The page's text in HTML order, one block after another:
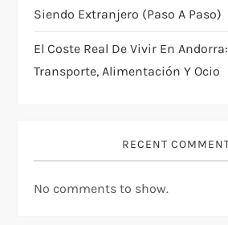
Siendo Extranjero (paso A Paso)
El Coste Real De Vivir En
Transporte, Alimentación Y Ocio
RECENT
No comments to show.